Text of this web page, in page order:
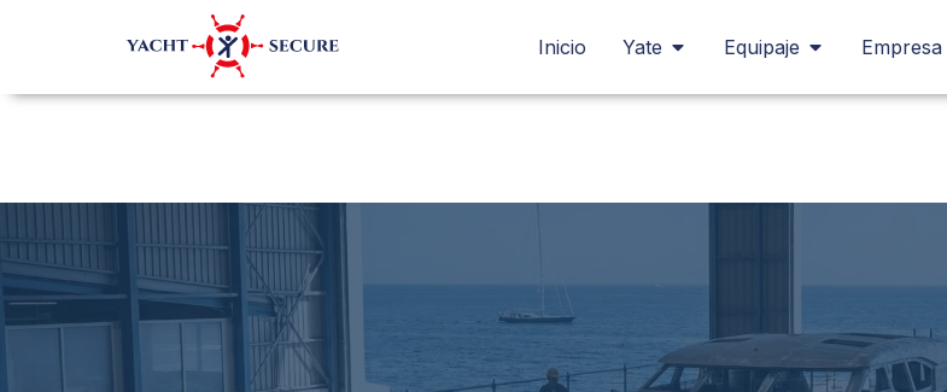
Inicio Yate Equipaje Empresa